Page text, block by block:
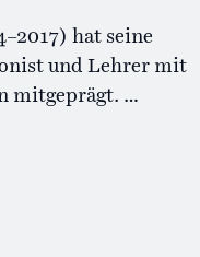
hat seine
und Lehrer mit
mitgeprägt. …